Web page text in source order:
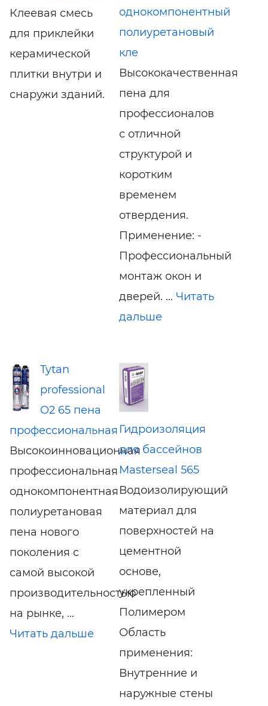
Клеевая смесь
для приклейки
керамической
плитки внутри и
снаружи зданий.
однокомпонентный
полиуретановый
кле
Высококачественная
пена для
профессионалов
с отличной
структурой и
коротким
временем
отвердения.
Применение: -
Профессиональный
монтаж окон и
дверей. ... Читать
дальше
Tytan
professional
O2 65 пена
профессиональная
Высокоинновационная
профессиональная
однокомпонентная
полиуретановая
пена нового
поколения с
самой высокой
производительностью
на рынке, ...
Читать дальше
Гидроизоляция
для бассейнов
Masterseal 565
Водоизолирующий
материал для
поверхностей на
цементной
основе,
укрепленный
Полимером
Область
применения:
Внутренние и
наружные стены